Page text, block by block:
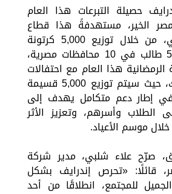
حصيلة التبرعات هذا العام
الخير، مستهدفةً هذا قطاع
التعليم المجتمعي، من خلال توزيع 5,000 كرتونة
رمضان على 5,000 طالب في 10 محافظات مصرية،
الرمضانية هذا العام مع احتفالات
عيد الفطر المبارك، حيث سيتم توزيع 5,000 قسيمة
إطار دعم متكامل يهدف إلى
الطلاب وأسرهم، وتعزيز الأثر
موسم الأعياد.
صرّح علاء شلبي، مدير شركة
قائلًا: «تحرص إندرايف بشكل
للمجتمع، انطلاقًا من أحد